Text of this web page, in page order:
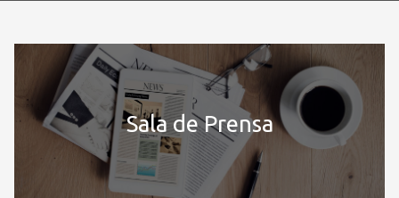
Sala de Prensa